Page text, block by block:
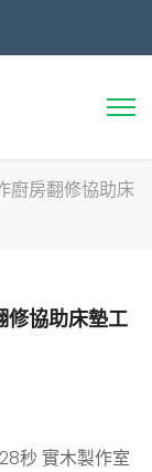
廚房翻修協助床
修協助床墊工
秒 實木製作室